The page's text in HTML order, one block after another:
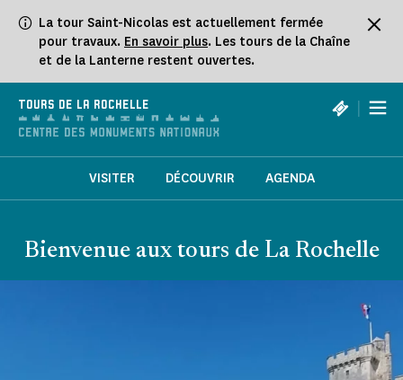
La tour Saint-Nicolas est actuellement fermée
pour travaux. En savoir plus. Les tours de la Chaîne
et de la Lanterne restent ouvertes.
TOURS DE LA ROCHELLE |
VISITER DÉCOUVRIR AGENDA
Bienvenue aux tours de La Rochelle